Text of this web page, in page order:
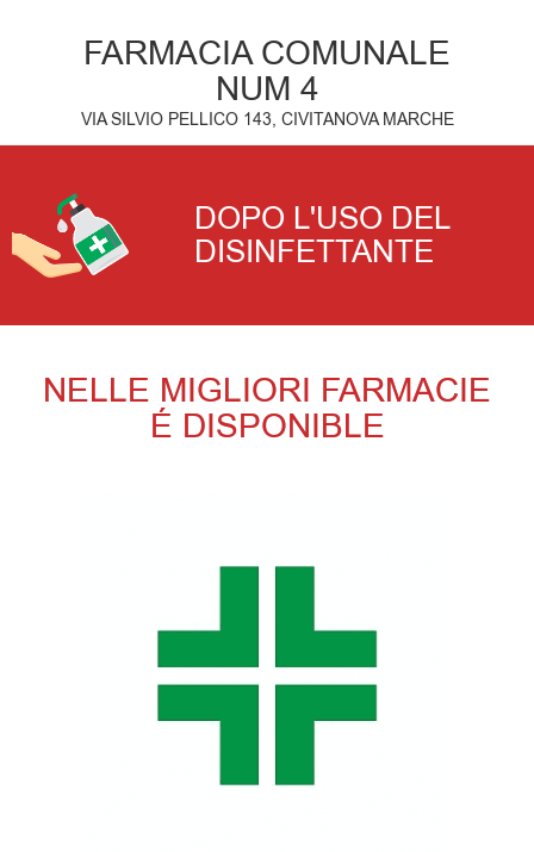
FARMACIA COMUNALE
NUM 4
VIA SILVIO PELLICO 143, CIVITANOVA MARCHE
DOPO L'USO DEL
DISINFETTANTE
NELLE MIGLIORI FARMACIE
É DISPONIBLE